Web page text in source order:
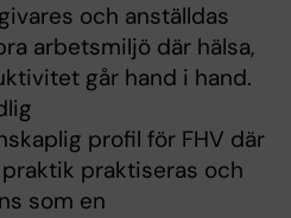
och anställdas
arbetsmiljö där hälsa,
går hand i hand.
profil för FHV där
praktiseras och
som en